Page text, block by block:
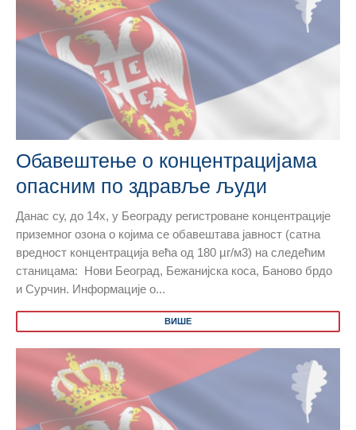
Обавештење о концентрацијама
опасним по здравље људи
Данас су, до 14х, у Београду регистроване концентрације
приземног озона о којима се обавештава јавност (сатна
вредност концентрација већа од 180 µг/м3) на следећим
станицама: Нови Београд, Бежанијска коса, Баново брдо
и Сурчин. Информације о...
ВИШЕ